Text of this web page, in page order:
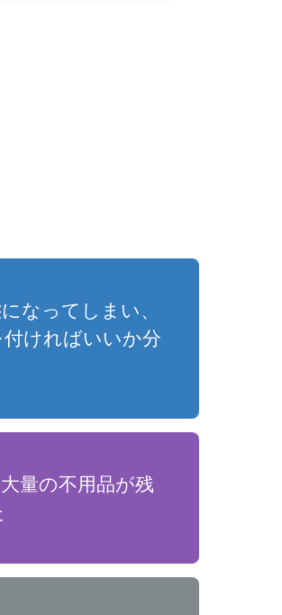
なってしまい、
ければいいか分
量の不用品が残